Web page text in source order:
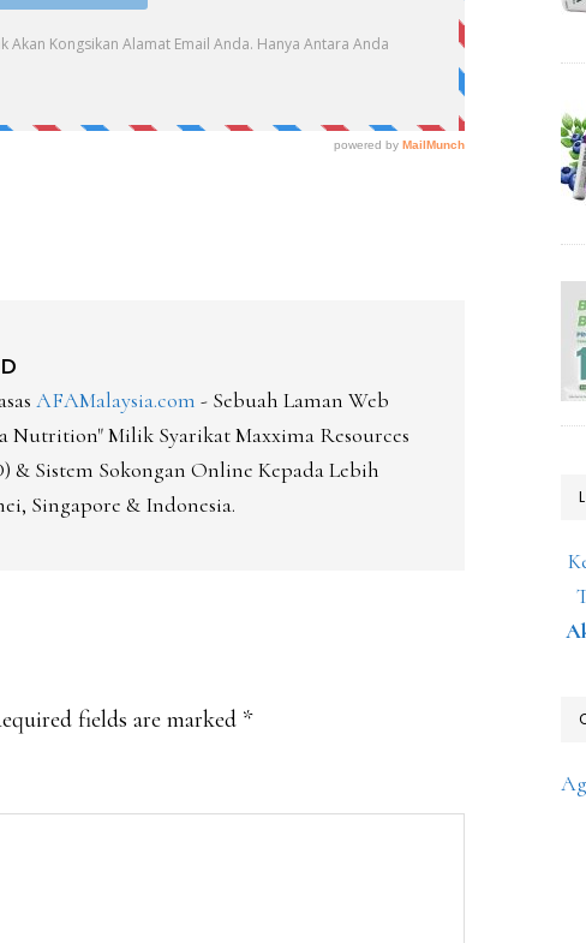
AFAMalaysia.com - Sebuah Laman Web
Nutrition" Milik Syarikat Maxxima Resources
& Sistem Sokongan Online Kepada Lebih
Singapore & Indonesia.
fields are marked *